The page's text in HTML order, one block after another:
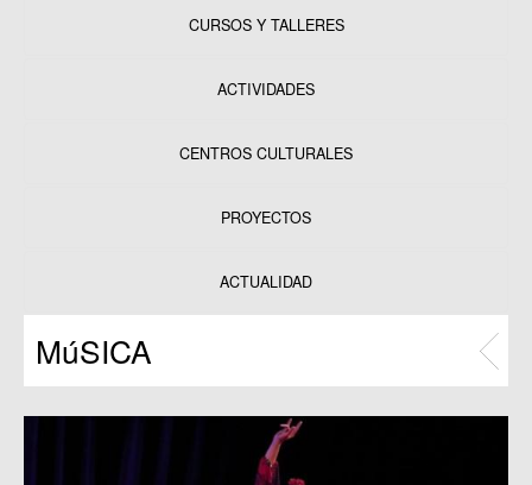
CURSOS Y TALLERES
ACTIVIDADES
CENTROS CULTURALES
PROYECTOS
Programas
ACTUALIDAD
MúSICA